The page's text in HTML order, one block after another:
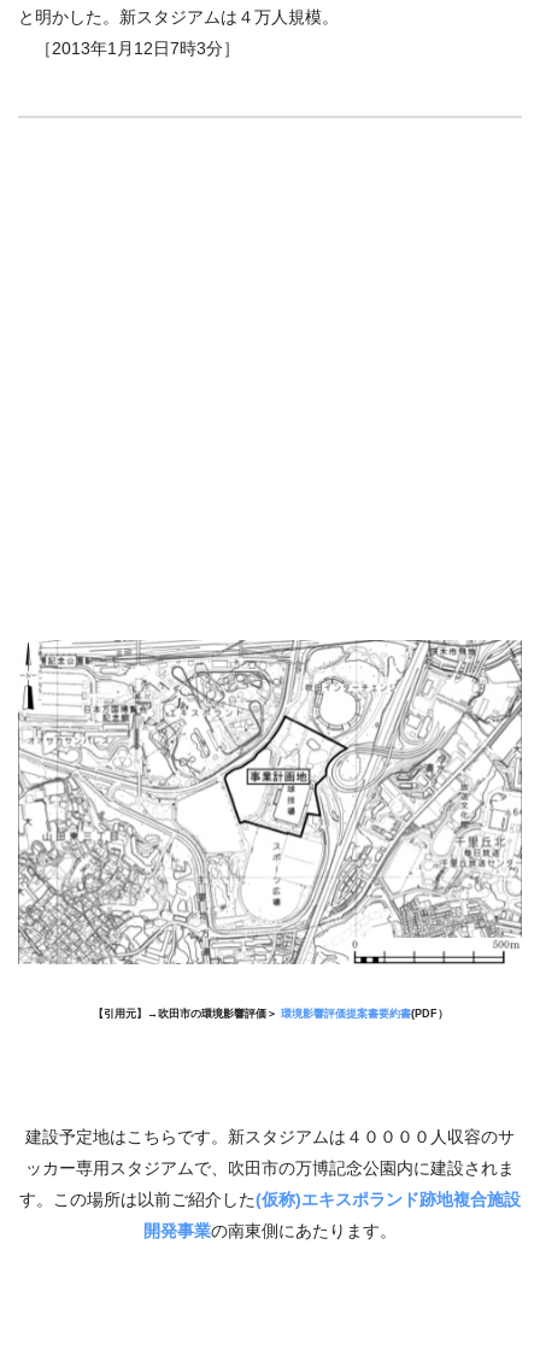
と明かした。新スタジアムは４万人規模。
［2013年1月12日7時3分］
【引用元】→ 吹田市の環境影響評価＞ 環境影響評価提案書要約書(PDF）
建設予定地はこちらです。新スタジアムは４００００人収容のサ
ッカー専用スタジアムで、吹田市の万博記念公園内に建設されま
す。この場所は以前ご紹介した(仮称)エキスポランド跡地複合施設
開発事業の南東側にあたります。